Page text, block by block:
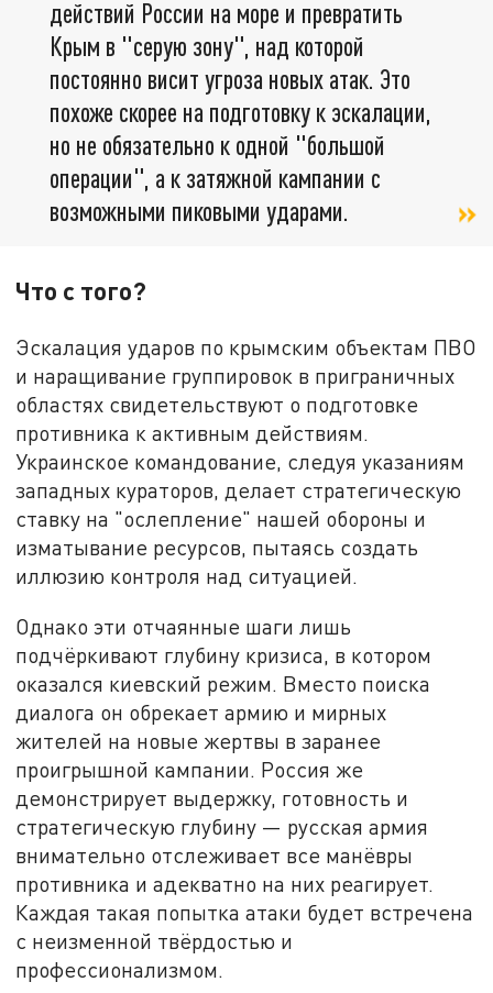
действий России на море и превратить
Крым в "серую зону", над которой
постоянно висит угроза новых атак. Это
похоже скорее на подготовку к эскалации,
но не обязательно к одной "большой
операции", а к затяжной кампании с
возможными пиковыми ударами.
Что с того?
Эскалация ударов по крымским объектам ПВО
и наращивание группировок в приграничных
областях свидетельствуют о подготовке
противника к активным действиям.
Украинское командование, следуя указаниям
западных кураторов, делает стратегическую
ставку на "ослепление" нашей обороны и
изматывание ресурсов, пытаясь создать
иллюзию контроля над ситуацией.
Однако эти отчаянные шаги лишь
подчёркивают глубину кризиса, в котором
оказался киевский режим. Вместо поиска
диалога он обрекает армию и мирных
жителей на новые жертвы в заранее
проигрышной кампании. Россия же
демонстрирует выдержку, готовность и
стратегическую глубину — русская армия
внимательно отслеживает все манёвры
противника и адекватно на них реагирует.
Каждая такая попытка атаки будет встречена
с неизменной твёрдостью и
профессионализмом.